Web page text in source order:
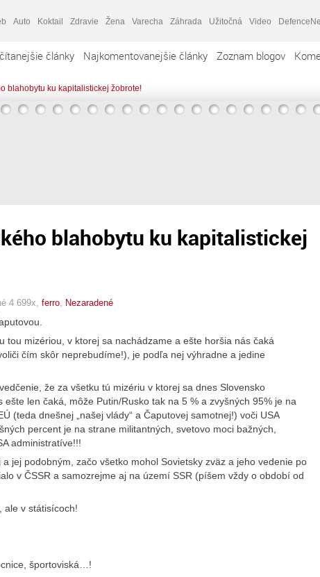
Auto Koktail Zdravie Žena Varecha Záhrada Užitočná Video
články Najkomentovanejšie články Zoznam blogov
blahobytu ku kapitalistickej žobrote!
blahobytu ku kapitalistickej
4 699x, ferro Nezaradené
tou mizériou, v ktorej sa nachádzame a ešte horšia nás čaká
čím skôr neprebudíme!), je podľa nej výhradne a jedine
že za všetku tú mizériu v ktorej sa dnes Slovensko
ešte len čaká, môže Putin/Rusko tak na 5 % a zvyšných 95% je na
(teda dnešnej „našej vlády“ a Čaputovej samotnej!) voči USA
percent je na strane militantných, svetovo moci bažných,
administratíve!!!
jej podobným, začo všetko mohol Sovietsky zväz a jeho vedenie po
v ČSSR a samozrejme aj na území SSR (píšem vždy o období od
ale v státisícoch!
športoviská…!